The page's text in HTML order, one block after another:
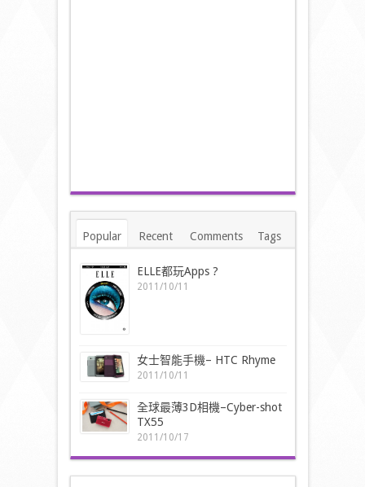
Popular Recent Comments Tags
ELLE都玩Apps ?
2011/10/11
女士智能手機– HTC Rhyme
2011/10/11
全球最薄3D相機–Cyber-shot
TX55
2011/10/17